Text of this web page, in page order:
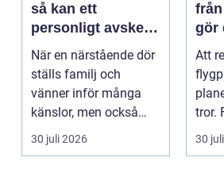
så kan ett
personligt avsked
formas
När en närstående dör
ställs familj och
vänner inför många
känslor, men också
praktiska beslut. En b...
30 juli 2026
från
gör
Att
tror.
30